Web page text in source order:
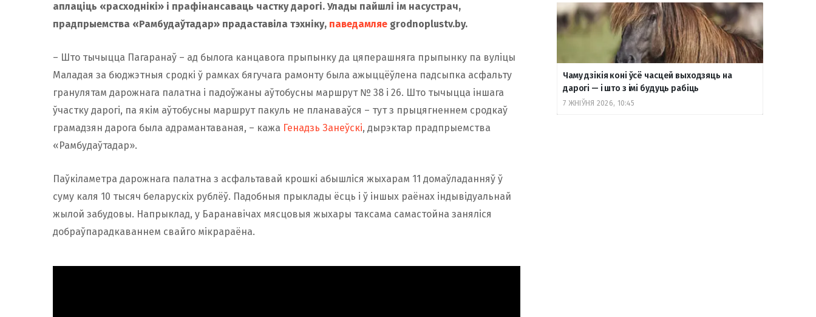
аплаціць «расходнікі» і прафінансаваць частку дарогі. Улады пайшлі ім насустрач,
прадпрыемства «Рамбудаўтадар» прадаставіла тэхніку, паведамляе grodnoplustv.by.
– Што тычыцца Пагаранаў – ад былога канцавога прыпынку да цяперашняга прыпынку па вуліцы
Маладая за бюджэтныя сродкі ў рамках бягучага рамонту была ажыццёўлена падсыпка асфальту
гранулятам дарожнага палатна і падоўжаны аўтобусны маршрут № 38 і 26. Што тычыцца іншага
ўчастку дарогі, па якім аўтобусны маршрут пакуль не планаваўся – тут з прыцягненнем сродкаў
грамадзян дарога была адрамантаваная, – кажа Генадзь Занеўскі, дырэктар прадпрыемства
«Рамбудаўтадар».
Паўкіламетра дарожнага палатна з асфальтавай крошкі абышліся жыхарам 11 домаўладанняў ў
суму каля 10 тысяч беларускіх рублёў. Падобныя прыклады ёсць і ў іншых раёнах індывідуальнай
жылой забудовы. Напрыклад, у Баранавічах мясцовыя жыхары таксама самастойна заняліся
добраўпарадкаваннем свайго мікрараёна.
Чаму дзікія коні ўсё часцей выходзяць на
дарогі — і што з імі будуць рабіць
7 ЖНІЎНЯ 2026, 10:45